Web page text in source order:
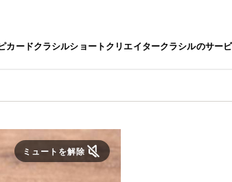
カードクラシルショートクリエイタークラシルのサー
ミュートを解除